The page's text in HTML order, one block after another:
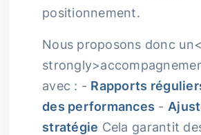
positionnement.
Nous proposons donc un<
avec : - Rapports
des performances -
stratégie Cela garantit